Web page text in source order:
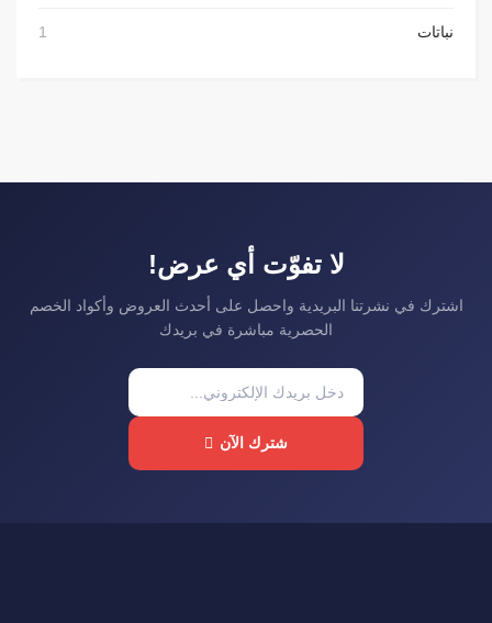
نباتات 1
لا تفوّت أي عرض!
اشترك في نشرتنا البريدية واحصل على أحدث العروض وأكواد الخصم
الحصرية مباشرة في بريدك
شترك الآن